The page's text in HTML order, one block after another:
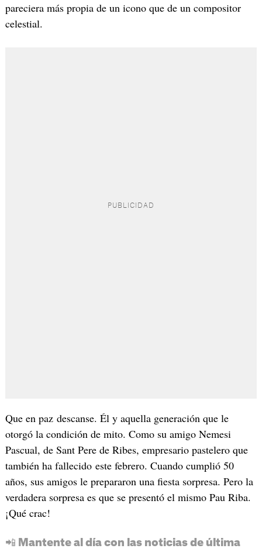
pareciera más propia de un icono que de un compositor
celestial.
Que en paz descanse. Él y aquella generación que le
otorgó la condición de mito. Como su amigo Nemesi
Pascual, de Sant Pere de Ribes, empresario pastelero que
también ha fallecido este febrero. Cuando cumplió 50
años, sus amigos le prepararon una fiesta sorpresa. Pero la
verdadera sorpresa es que se presentó el mismo Pau Riba.
¡Qué crac!
📲 Mantente al día con las noticias de última